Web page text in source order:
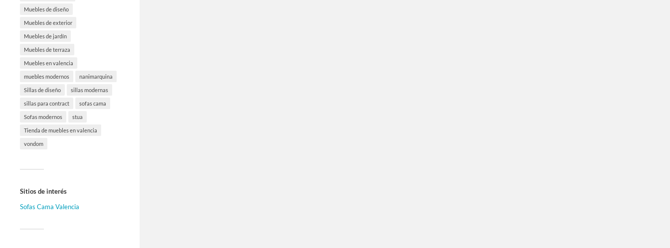
Muebles de diseño
Muebles de exterior
Muebles de jardín
Muebles de terraza
Muebles en valencia
muebles modernos nanimarquina
Sillas de diseño sillas modernas
sillas para contract sofas cama
Sofas modernos stua
Tienda de muebles en valencia
vondom
Sitios de interés
Sofas Cama Valencia